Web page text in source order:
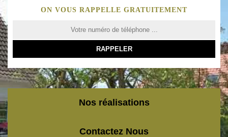
ON VOUS RAPPELLE GRATUITEMENT
Nos réalisations
Contactez Nous